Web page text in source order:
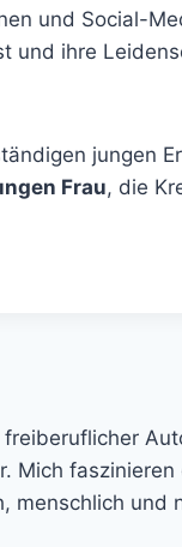
und Social-
und ihre
jungen
Frau, die
Mich faszinieren
menschlich und